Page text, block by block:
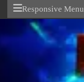
Responsive Menu